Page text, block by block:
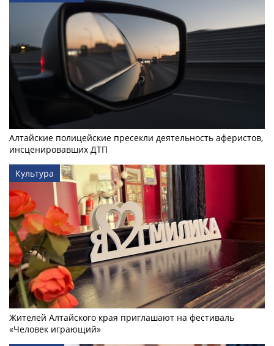
Алтайские полицейские пресекли деятельность аферистов,
инсценировавших ДТП
Культура
Жителей Алтайского края приглашают на фестиваль
«Человек играющий»